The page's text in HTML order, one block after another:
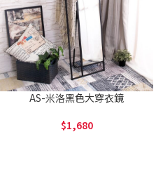
AS-米洛黑色大穿衣鏡
1,680